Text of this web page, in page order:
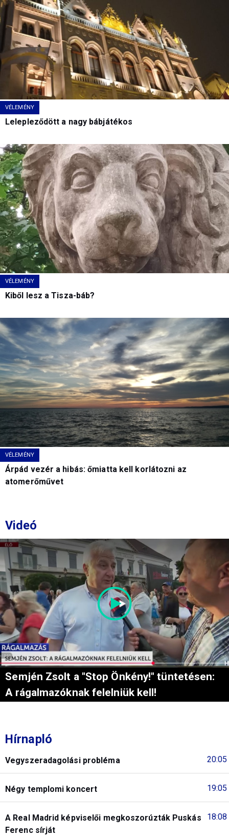
VÉLEMÉNY
Lelepleződött a nagy bábjátékos
VÉLEMÉNY
Kiből lesz a Tisza-báb?
VÉLEMÉNY
Árpád vezér a hibás: őmiatta kell korlátozni az
atomerőművet
Videó
Semjén Zsolt a "Stop Önkény!" tüntetésen:
A rágalmazóknak felelniük kell!
Hírnapló
20:05
Vegyszeradagolási probléma
19:05
Négy templomi koncert
18:08
A Real Madrid képviselői megkoszorúzták Puskás
Ferenc sírját